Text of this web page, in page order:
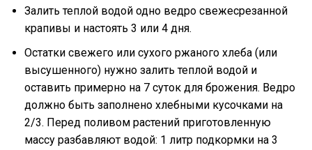
Залить теплой водой одно ведро свежесрезанной
крапивы и настоять 3 или 4 дня.
Остатки свежего или сухого ржаного хлеба (или
высушенного) нужно залить теплой водой и
оставить примерно на 7 суток для брожения. Ведро
должно быть заполнено хлебными кусочками на
2/3. Перед поливом растений приготовленную
массу разбавляют водой: 1 литр подкормки на 3